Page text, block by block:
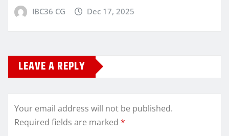
IBC36 CG Dec 17, 2025
LEAVE A REPLY
Your email address will not be published.
Required fields are marked *